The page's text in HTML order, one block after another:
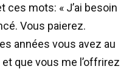
ces mots: « J’ai besoin
Vous paierez.
années vous avez au
que vous me l’offrirez